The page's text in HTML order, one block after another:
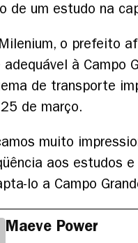
de um estudo na
o prefeito
à Campo
de transporte
de março.
muito
aos estudos
lo a Campo
Maeve Power